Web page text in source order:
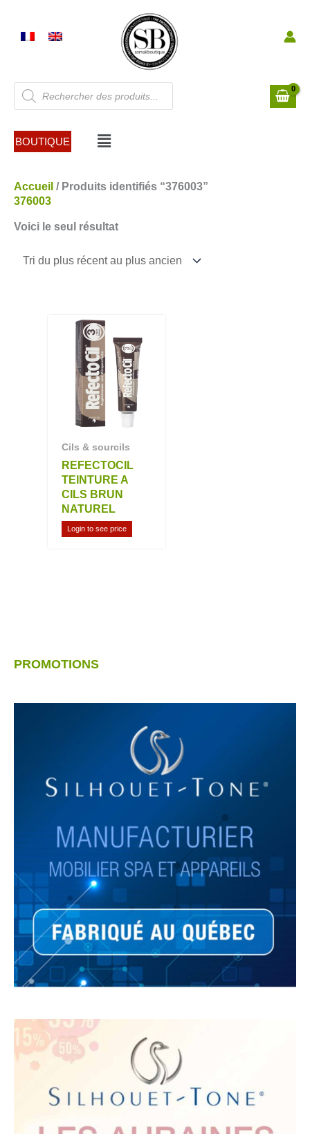
contenu
Recherche
de
produits
BOUTIQUE Menu
PROMOTIONS
Accueil / Produits identifiés “376003”
376003
Voici le seul résultat
Cils & sourcils
REFECTOCIL
TEINTURE A
CILS BRUN
NATUREL
Login to see price